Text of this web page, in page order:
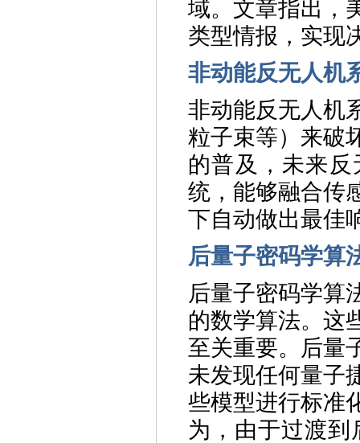
域。文章指出，
类型情报，实现
非动能反无人机
非动能反无人机
粒子束等）来破
的普及，未来
统，能够融合传
下自动做出最佳
后量子密码学算
后量子密码学算
的数学算法。这
至关重要。后量
未发现任何量子
些模型进行标准
为，由于过渡